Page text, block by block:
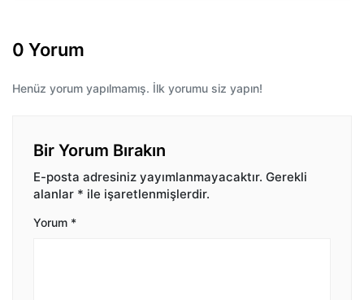
0 Yorum
Henüz yorum yapılmamış. İlk yorumu siz yapın!
Bir Yorum Bırakın
E-posta adresiniz yayımlanmayacaktır. Gerekli
alanlar * ile işaretlenmişlerdir.
Yorum *